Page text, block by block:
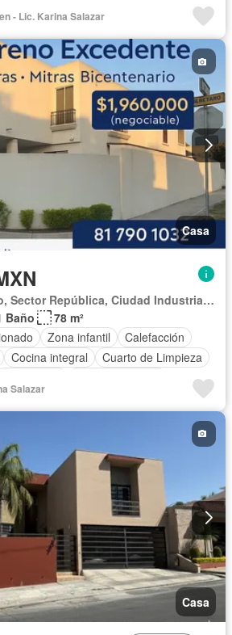
Televisión por cable
Zonas verdes Sin amueblar
- Lic. Karina Salazar
Casa
Mitras Bicentenario, Sector República, Ciudad Industrial Mitras
Baño
78 m²
Zona infantil
Calefacción
Cocina integral
Cuarto de Limpieza
Recámara con closet
Salazar
Casa